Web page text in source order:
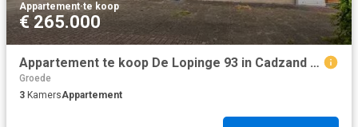
Appartement·te koop
€ 265.000
Appartement te koop De Lopinge 93 in Cadzand voor € 265.000
Groede
3 KamersAppartement